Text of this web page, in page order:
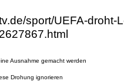
sport/UEFA-
Ausnahme gemacht werden
Drohung ignorieren